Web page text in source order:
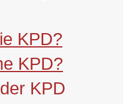
KPD?
KPD?
KPD